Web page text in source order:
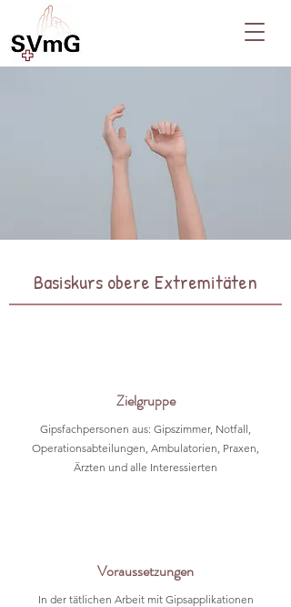
Basiskurs obere Extremitäten
Zielgruppe
Gipsfachpersonen aus: Gipszimmer, Notfall,
Operationsabteilungen, Ambulatorien, Praxen,
Ärzten und alle Interessierten
Voraussetzungen
In der tätlichen Arbeit mit Gipsapplikationen